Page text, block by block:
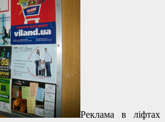
Реклама в ліфтах